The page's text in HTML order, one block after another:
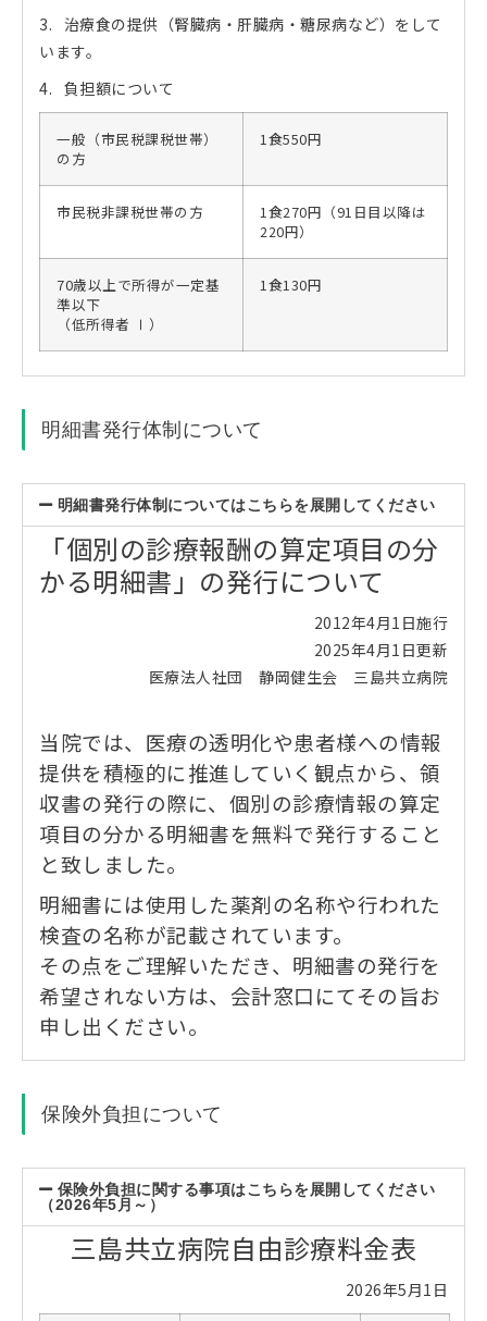
3. 治療食の提供（腎臓病・肝臓病・糖尿病など）をして
います。
4. 負担額について
一般（市民税課税世帯）
の方
1食550円
市民税非課税世帯の方
1食270円（91日目以降は
220円）
70歳以上で所得が一定基
準以下
（低所得者 Ⅰ）
1食130円
明細書発行体制について
明細書発行体制についてはこちらを展開してください
「個別の診療報酬の算定項目の分
かる明細書」の発行について
2012年4月1日施行
2025年4月1日更新
医療法人社団 静岡健生会 三島共立病院
当院では、医療の透明化や患者様への情報
提供を積極的に推進していく観点から、領
収書の発行の際に、個別の診療情報の算定
項目の分かる明細書を無料で発行すること
と致しました。
明細書には使用した薬剤の名称や行われた
検査の名称が記載されています。
その点をご理解いただき、明細書の発行を
希望されない方は、会計窓口にてその旨お
申し出ください。
保険外負担について
保険外負担に関する事項はこちらを展開してください
（2026年5月～）
三島共立病院自由診療料金表
2026年5月1日